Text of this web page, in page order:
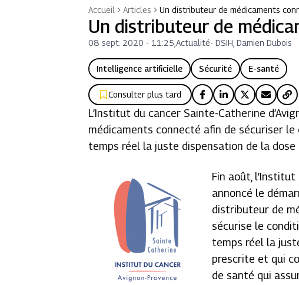
Accueil
Articles Un distributeur de médicaments
Un distributeur de
08 sept. 2020 - 11:25 ,Actualité-DSIH, Damien Dubois
Intelligence artificielle Sécurité E-santé
Consulter plus tard
L’Institut du cancer Sainte-Catherine
médicaments connecté afin de sécuriser
temps réel la juste dispensation de la dose
Fin août,
annoncé le
distributeur de
sécurise le
temps réel la
prescrite et qui
de santé qui